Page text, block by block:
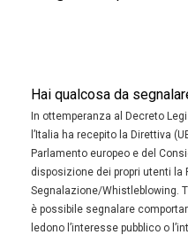
Hai qualcosa da
In ottemperanza al Decreto
l’Italia ha recepito la Direttiva
Parlamento europeo e del
disposizione dei propri utenti la
Segnalazione/Whistleblowing.
è possibile segnalare
ledono l’interesse pubblico o